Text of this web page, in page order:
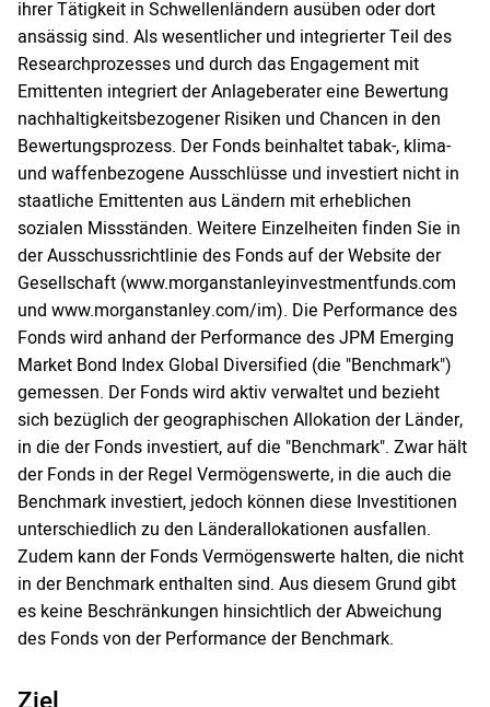
ihrer Tätigkeit in Schwellenländern ausüben oder dort
ansässig sind. Als wesentlicher und integrierter Teil des
Researchprozesses und durch das Engagement mit
Emittenten integriert der Anlageberater eine Bewertung
nachhaltigkeitsbezogener Risiken und Chancen in den
Bewertungsprozess. Der Fonds beinhaltet tabak-, klima-
und waffenbezogene Ausschlüsse und investiert nicht in
staatliche Emittenten aus Ländern mit erheblichen
sozialen Missständen. Weitere Einzelheiten finden Sie in
der Ausschussrichtlinie des Fonds auf der Website der
Gesellschaft (www.morganstanleyinvestmentfunds.com
und www.morganstanley.com/im). Die Performance des
Fonds wird anhand der Performance des JPM Emerging
Market Bond Index Global Diversified (die "Benchmark")
gemessen. Der Fonds wird aktiv verwaltet und bezieht
sich bezüglich der geographischen Allokation der Länder,
in die der Fonds investiert, auf die "Benchmark". Zwar hält
der Fonds in der Regel Vermögenswerte, in die auch die
Benchmark investiert, jedoch können diese Investitionen
unterschiedlich zu den Länderallokationen ausfallen.
Zudem kann der Fonds Vermögenswerte halten, die nicht
in der Benchmark enthalten sind. Aus diesem Grund gibt
es keine Beschränkungen hinsichtlich der Abweichung
des Fonds von der Performance der Benchmark.